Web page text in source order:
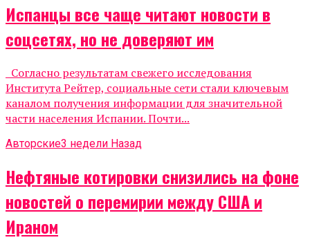
Испанцы все чаще читают новости в
соцсетях, но не доверяют им
Согласно результатам свежего исследования
Института Рейтер, социальные сети стали ключевым
каналом получения информации для значительной
части населения Испании. Почти...
Авторские3 недели Назад
Нефтяные котировки снизились на фоне
новостей о перемирии между США и
Ираном